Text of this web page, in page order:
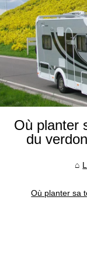
Où planter
du
Où planter sa